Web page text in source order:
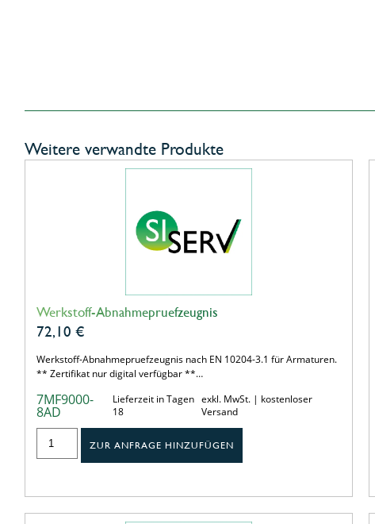
Weitere verwandte Produkte
Werkstoff-Abnahmepruefzeugnis
72,10 €
Werkstoff-Abnahmepruefzeugnis nach EN 10204-3.1 für Armaturen.
** Zertifikat nur digital verfügbar **…
7MF9000-
8AD
Lieferzeit in Tagen
18
exkl. MwSt. | kostenloser
Versand
ZUR ANFRAGE HINZUFÜGEN